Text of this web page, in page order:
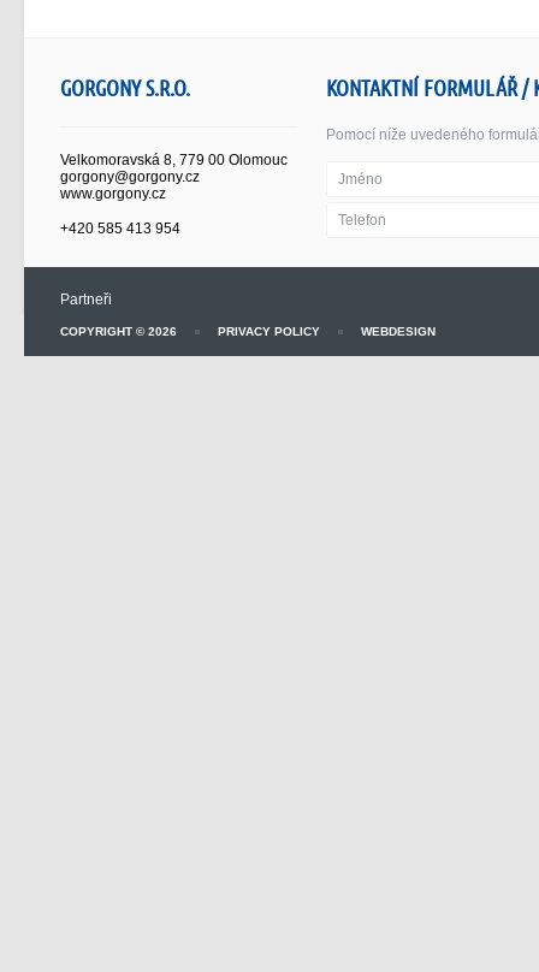
GORGONY S.R.O.
Velkomoravská 8, 779 00 Olomouc
gorgony@gorgony.cz
www.gorgony.cz
+420 585 413 954
KONTAKTNÍ FORMULÁŘ /
Pomocí níže uvedeného
Partneři
COPYRIGHT © 2026 PRIVACY POLICY WEBDESIGN